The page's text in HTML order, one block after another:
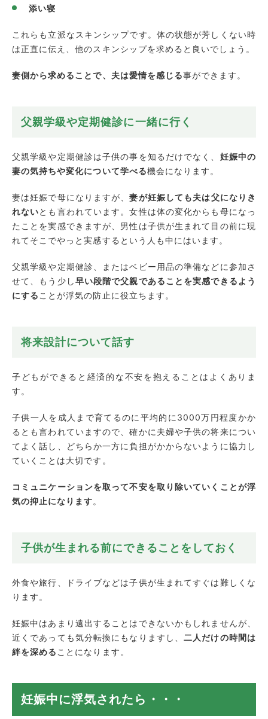
添い寝
これらも立派なスキンシップです。体の状態が芳しくない時
は正直に伝え、他のスキンシップを求めると良いでしょう。
妻側から求めることで、夫は愛情を感じる事ができます。
父親学級や定期健診に一緒に行く
父親学級や定期健診は子供の事を知るだけでなく、 妊娠中の
妻の気持ちや変化について学べる機会になります。
妻は妊娠で母になりますが、妻が妊娠しても夫は父になりき
れないとも言われています。女性は体の変化からも母になっ
たことを実感できますが、男性は子供が生まれて目の前に現
れてそこでやっと実感するという人も中にはいます。
父親学級や定期健診、またはベビー用品の準備などに参加さ
せて、もう少し早い段階で父親であることを実感できるよう
にすることが浮気の防止に役立ちます。
将来設計について話す
子どもができると経済的な不安を抱えることはよくありま
す。
子供一人を成人まで育てるのに平均的に3000万円程度かか
るとも言われていますので、確かに夫婦や子供の将来につい
てよく話し、どちらか一方に負担がかからないように協力し
ていくことは大切です。
コミュニケーションを取って不安を取り除いていくことが浮
気の抑止になります。
子供が生まれる前にできることをしておく
外食や旅行、ドライブなどは子供が生まれてすぐは難しくな
ります。
妊娠中はあまり遠出することはできないかもしれませんが、
近くであっても気分転換にもなりますし、二人だけの時間は
絆を深めることになります。
妊娠中に浮気されたら・・・